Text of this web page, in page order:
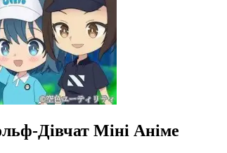
Дівчат Міні Аніме